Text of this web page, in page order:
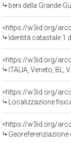
beni della Grande
<https://w3id.org/
Identità catastale 1
<https://w3id.org/
ITALIA, Veneto, BL,
<https://w3id.org/
Localizzazione
<https://w3id.org/
Georeferenziazione